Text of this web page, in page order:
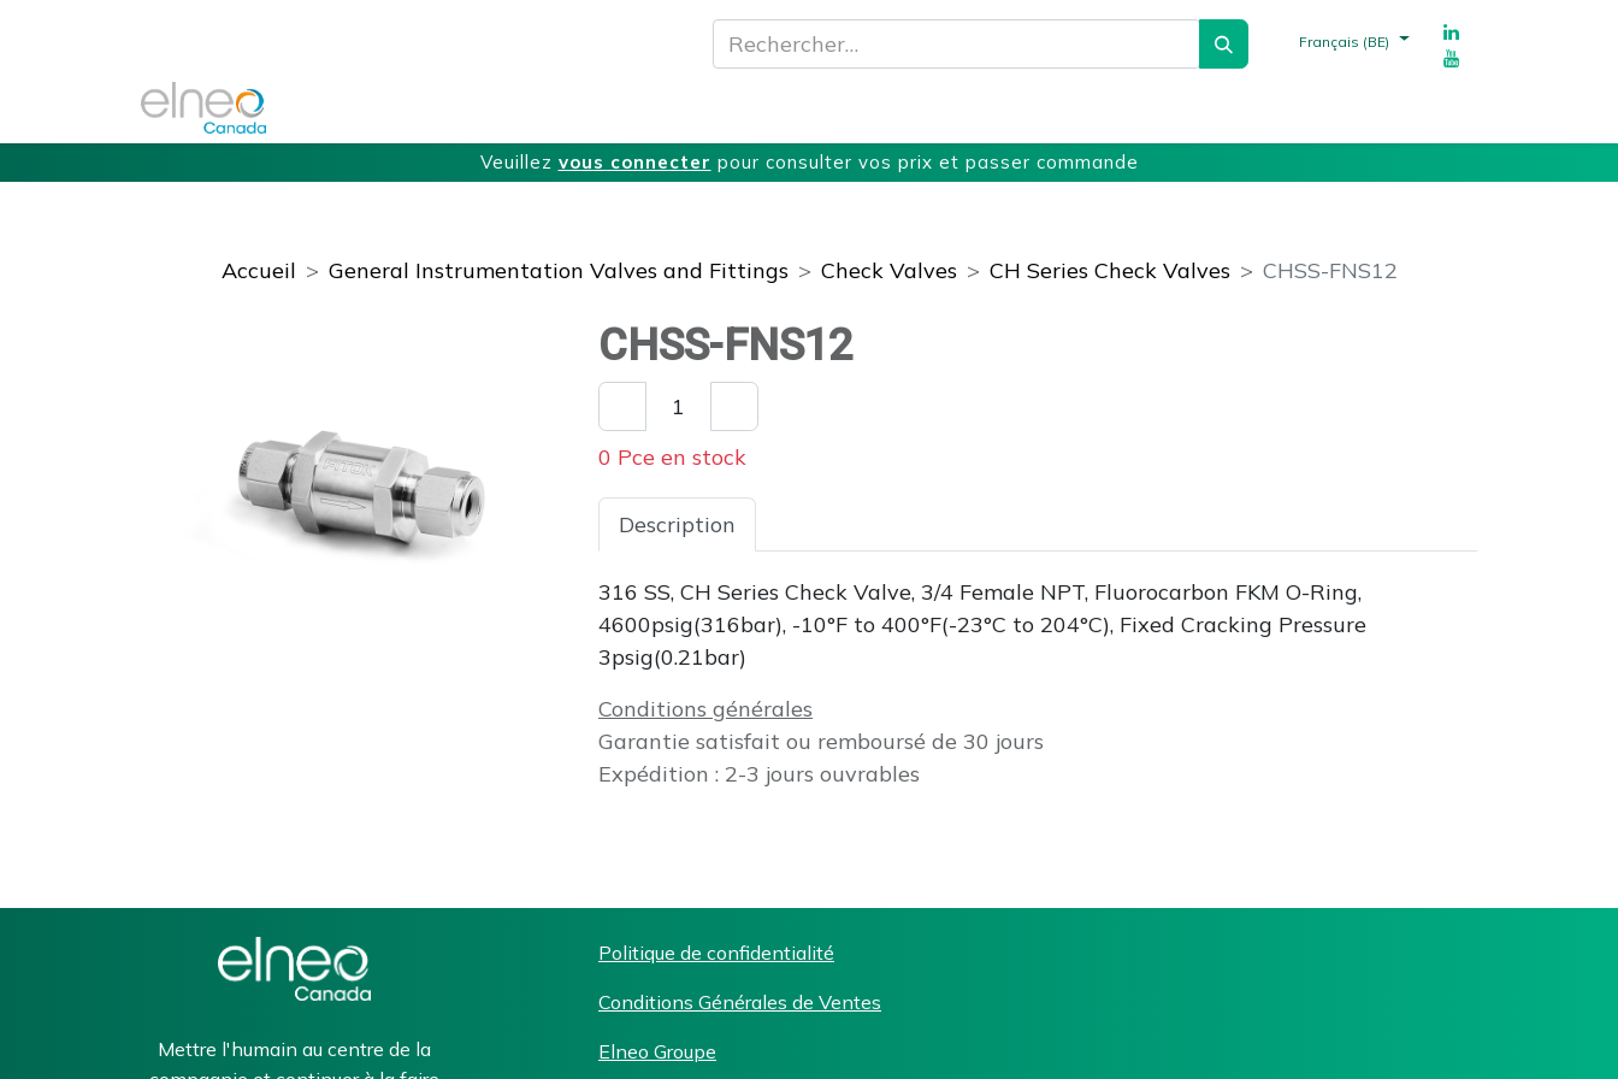
Français (BE)
Veuillez vous connecter pour consulter vos prix et passer commande
Accueil General Instrumentation Valves and Fittings Check Valves CH Series Check Valves CHSS-FNS12
CHSS-FNS12
0 Pce en stock
Description
316 SS, CH Series Check Valve, 3/4 Female NPT, Fluorocarbon FKM O-Ring,
4600psig(316bar), -10°F to 400°F(-23°C to 204°C), Fixed Cracking Pressure
3psig(0.21bar)
Conditions générales
Garantie satisfait ou remboursé de 30 jours
Expédition : 2-3 jours ouvrables
Mettre l'humain au centre de la
Politique de confidentialité
Conditions Générales de Ventes
Elneo Groupe